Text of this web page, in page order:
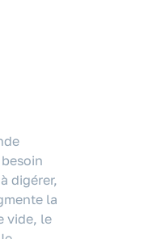
digérer,
la
vide, le